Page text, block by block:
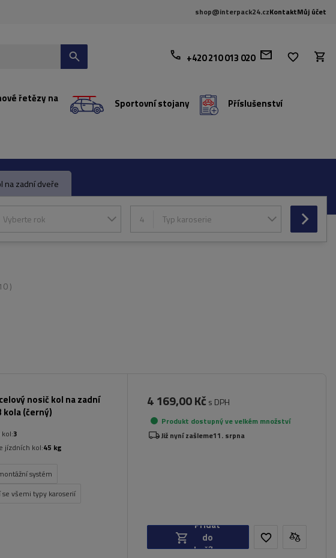
shop@interpack24.czKontaktMůj účet
+420 210 013 020
řetězy na Sportovní stojany Příslušenství
na zadní dveře
Vyberte rok 4 Typ karoserie
)
nosič kol na zadní
kola (černý)
3
jízdních kol:45 kg
systém
všemi typy karoserií
4 169,00 Kč s DPH
Produkt dostupný ve velkém množství
Již nyní zašleme11. srpna
Přidat
do
košíku